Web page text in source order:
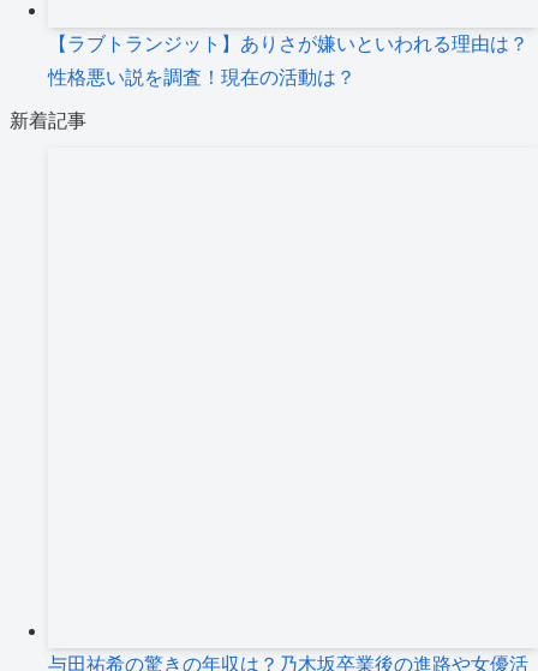
【ラブトランジット】ありさが嫌いといわれる理由は？
性格悪い説を調査！現在の活動は？
新着記事
与田祐希の驚きの年収は？乃木坂卒業後の進路や女優活